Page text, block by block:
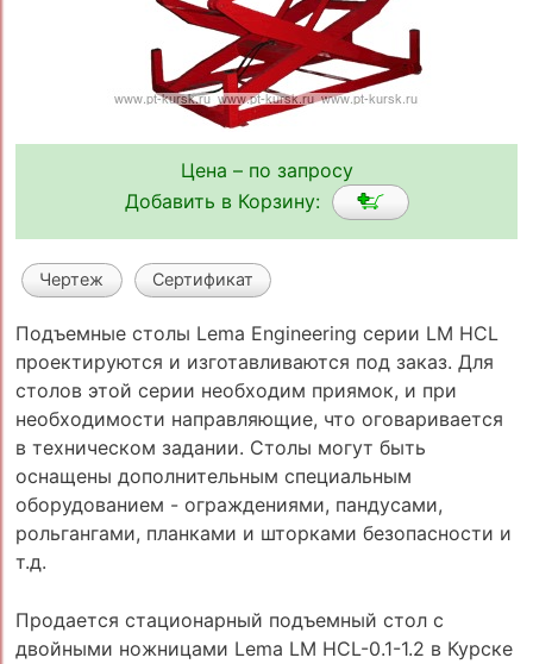
Цена – по запросу
Добавить в Корзину:
Чертеж Сертификат
Подъемные столы Lema Engineering серии LM HCL
проектируются и изготавливаются под заказ. Для
столов этой серии необходим приямок, и при
необходимости направляющие, что оговаривается
в техническом задании. Столы могут быть
оснащены дополнительным специальным
оборудованием - ограждениями, пандусами,
рольгангами, планками и шторками безопасности и
т.д.
Продается стационарный подъемный стол с
двойными ножницами Lema LM HCL-0.1-1.2 в Курске